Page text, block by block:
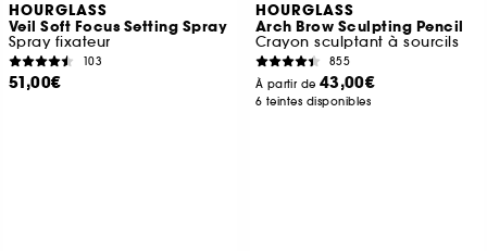
HOURGLASS
Veil Soft Focus Setting Spray
Spray fixateur
103
51,00€
HOURGLASS
Arch Brow Sculpting Pencil
Crayon sculptant à sourcils
855
À partir de 43,00€
6 teintes disponibles